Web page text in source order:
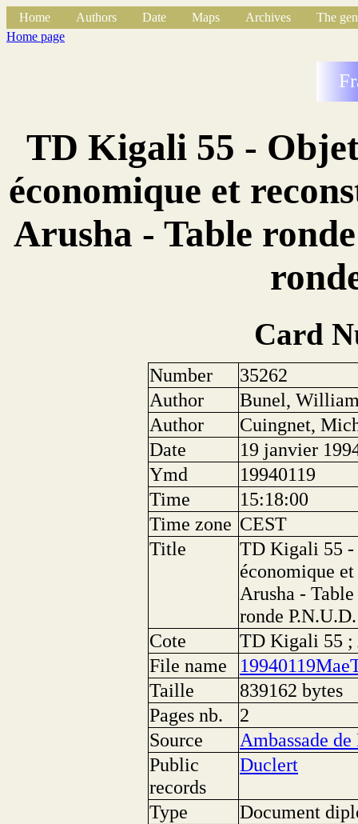
Home Authors Date Maps Archives
The
Home page
TD Kigali 55 -
économique et
Arusha - Table
Card
Number
35262
Author
Bunel,
Author
Cuingnet,
Date
19 janvier
Ymd
19940119
Time
15:18:00
Time zone CEST
Title
TD Kigali 55 -
économique
Arusha -
ronde P.N.U.D.
Cote
TD Kigali 55 ;
File name
Taille
839162 bytes
Pages nb.
2
Source
Ambassade
Public
records
Duclert
Type
Document